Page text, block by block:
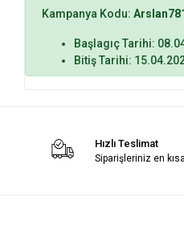
Kampanya Kodu:
Başlagıç Tarihi:
Bitiş Tarihi:
Hızlı Teslimat
Siparişleriniz en